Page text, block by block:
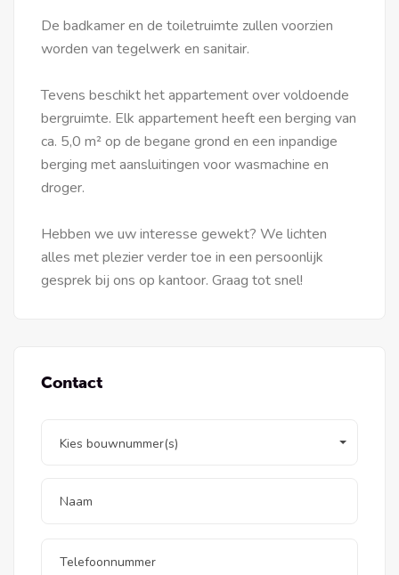
De badkamer en de toiletruimte zullen voorzien
worden van tegelwerk en sanitair.
Tevens beschikt het appartement over voldoende
bergruimte. Elk appartement heeft een berging van
ca. 5,0 m² op de begane grond en een inpandige
berging met aansluitingen voor wasmachine en
droger.
Hebben we uw interesse gewekt? We lichten
alles met plezier verder toe in een persoonlijk
gesprek bij ons op kantoor. Graag tot snel!
Contact
Kies bouwnummer(s)